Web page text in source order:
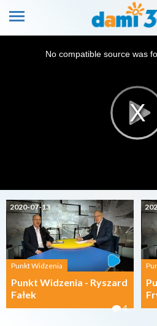
No compatible source was
2020-07-13
Punkt Widzenia
Punkt Widzenia - Ryszard
Fałek
4